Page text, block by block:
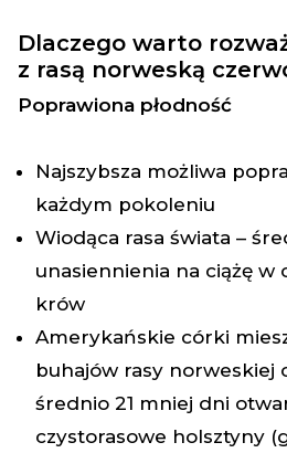
Dlaczego warto
z rasą norweską
Poprawiona płodność
Najszybsza możliwa
każdym pokoleniu
Wiodąca rasa świata –
unasiennienia na ciążę w
krów
Amerykańskie córki
buhajów rasy norweskiej
średnio 21 mniej dni
czystorasowe holsztyny
A2A2 Kappa
85 lat zrównoważonej
największą grupę wśród krów
* Norweski System Rejestracji
krów rasy NR w Norwegii.
Więcej o charakterystyce
czerwonej przeczytasz tutaj